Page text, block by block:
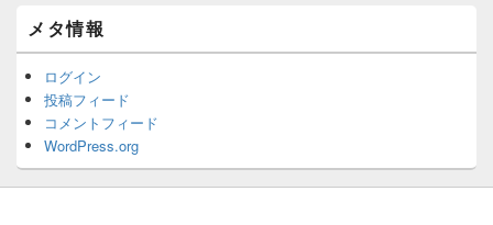
メタ情報
ログイン
投稿フィード
コメントフィード
WordPress.org